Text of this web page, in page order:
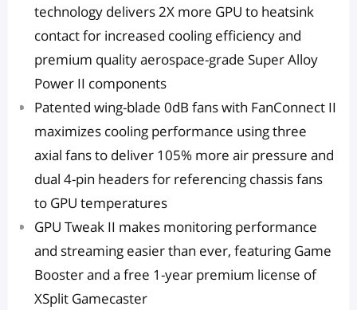
technology delivers 2X more GPU to heatsink
contact for increased cooling efficiency and
premium quality aerospace-grade Super Alloy
Power II components
Patented wing-blade 0dB fans with FanConnect II
maximizes cooling performance using three
axial fans to deliver 105% more air pressure and
dual 4-pin headers for referencing chassis fans
to GPU temperatures
GPU Tweak II makes monitoring performance
and streaming easier than ever, featuring Game
Booster and a free 1-year premium license of
XSplit Gamecaster